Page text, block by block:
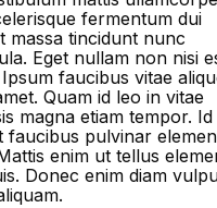
fermentum dui
massa tincidunt nunc
Eget nullam non nisi
faucibus vitae
Quam id leo in vitae
magna etiam tempor. Id
pulvinar
enim ut tellus
Donec enim diam